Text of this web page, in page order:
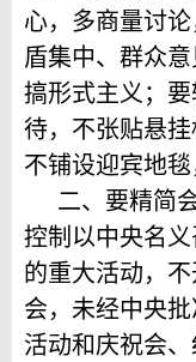
心，多商量讨
盾集中、群众
搞形式主义；
待，不张贴悬挂
不铺设迎宾地毯
二、要精简
控制以中央名
的重大活动，
会，未经中央
活动和庆祝会